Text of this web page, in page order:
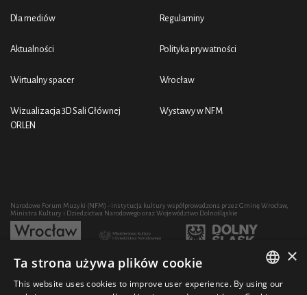
Dla mediów
Aktualności
Wirtualny spacer
Wizualizacja 3D Sali Głównej
ORLEN
Regulaminy
Polityka prywatności
Wrocław
Wystawy w NFM
Narodowe Forum Muzyki (NFM) - instytucja kultury współprowadzona przez Gminę Wrocław,
Ministra Kultury i Dziedzictwa Narodowego oraz Województwo Dolnośląskie
Rozwój działalności artystycznej i edukacyjnej NFM poprzez zakup sprzętu współfinansowany
POLISH
×
Ta strona używa plików cookie
This website uses cookies to improve user experience. By using our